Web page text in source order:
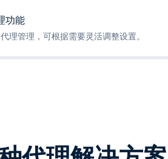
功能
理管理，可根据需要灵活调整设置。